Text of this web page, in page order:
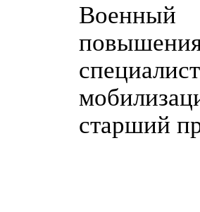
старший